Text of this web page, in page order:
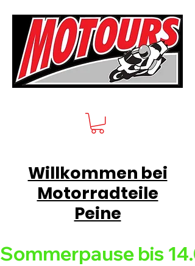
Sommerpause bis
Willkommen bei
Motorradteile
Peine